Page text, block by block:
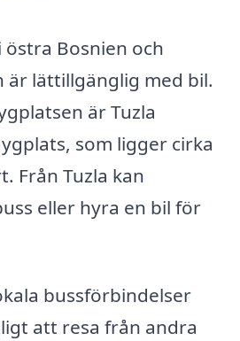
östra Bosnien och
är lättillgänglig med bil.
är Tuzla
som ligger cirka
Från Tuzla kan
eller hyra en bil för
bussförbindelser
att resa från andra